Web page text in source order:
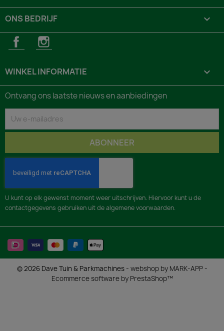
ONS BEDRIJF 
FacebookInstagram
WINKEL INFORMATIE keyboard_arrow_down
Ontvang ons laatste nieuws en aanbiedingen
U kunt op elk gewenst moment weer uitschrijven. Hiervoor kunt u de
contactgegevens gebruiken uit de algemene voorwaarden.
© 2026 Dave Tuin & Parkmachines - webshop by MARK-APP-
Ecommerce software by PrestaShop™